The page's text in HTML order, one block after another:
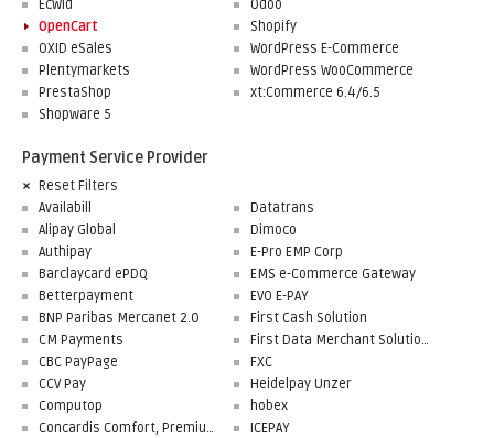
Ecwid
Odoo
OpenCart
OXID eSales
Plentymarkets
PrestaShop
Shopware 5
Shopify
WordPress E-Commerce
WordPress WooCommerce
xt:Commerce 6.4/6.5
Payment Service Provider
Reset Filters
Availabill
Alipay Global
Authipay
Barclaycard ePDQ
Betterpayment
BNP Paribas Mercanet 2.0
CM Payments
CBC PayPage
CCV Pay
Computop
Concardis Comfort, Premium, Professional
Datatrans
Dimoco
E-Pro EMP Corp
EMS e-Commerce Gateway
EVO E-PAY
First Cash Solution
First Data Merchant Solutions
FXC
Heidelpay Unzer
hobex
ICEPAY